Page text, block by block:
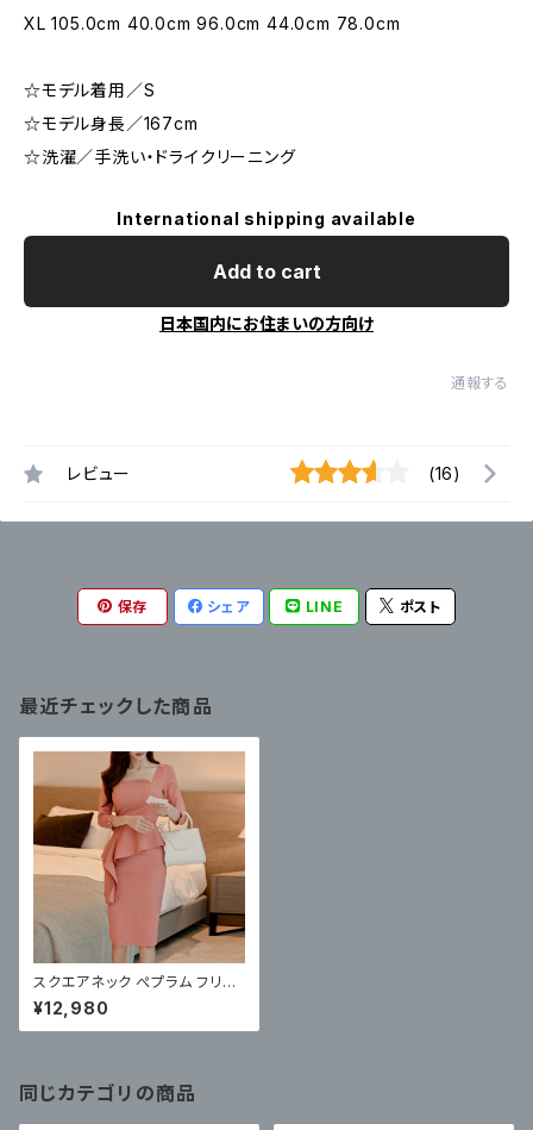
XL 105.0cm 40.0cm 96.0cm 44.0cm 78.0cm
☆モデル着用／S
☆モデル身長／167cm
☆洗濯／手洗い・ドライクリーニング
International shipping available
Add to cart
日本国内にお住まいの方向け
通報する
レビュー (16)
保存 シェア LINE ポスト
最近チェックした商品
スクエアネック ぺプラム フリル
タイト ミディ ワンピース
¥12,980
同じカテゴリの商品